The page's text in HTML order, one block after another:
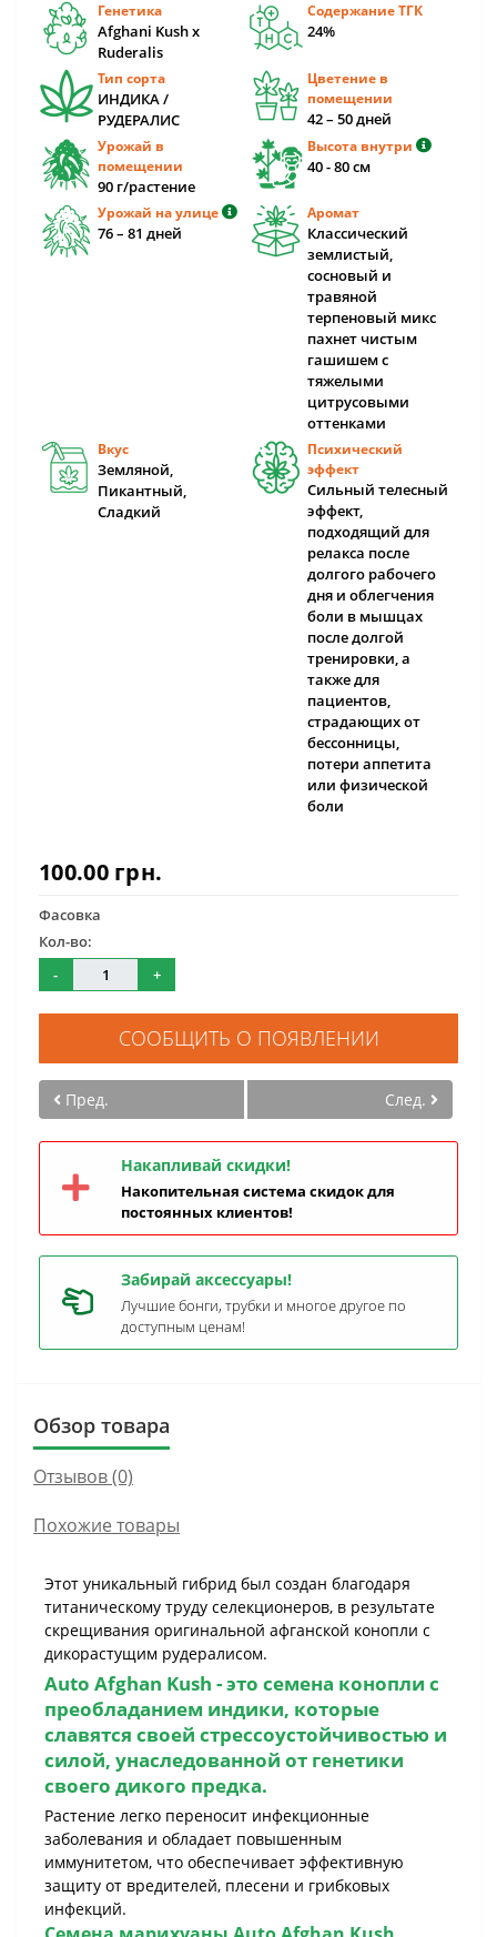
Генетика
Afghani Kush x
Ruderalis
Содержание ТГК
24%
Тип сорта
ИНДИКА /
РУДЕРАЛИС
Цветение в
помещении
42 – 50 дней
Урожай в
помещении
90 г/растение
Высота внутри
40 - 80 cм
Урожай на улице
76 – 81 дней
Аромат
Классический
землистый,
сосновый и
травяной
терпеновый микс
пахнет чистым
гашишем с
тяжелыми
цитрусовыми
оттенками
Вкус
Земляной,
Пикантный,
Сладкий
Психический
эффект
Сильный телесный
эффект,
подходящий для
релакса после
долгого рабочего
дня и облегчения
боли в мышцах
после долгой
тренировки, а
также для
пациентов,
страдающих от
бессонницы,
потери аппетита
или физической
боли
100.00 грн.
Фасовка
Кол-во:
-
+
СООБЩИТЬ О ПОЯВЛЕНИИ
Пред. След.
Накапливай скидки!
Накопительная система скидок для
постоянных клиентов!
Забирай аксессуары!
Лучшие бонги, трубки и многое другое по
доступным ценам!
Обзор товара
Отзывов (0)
Похожие товары
Этот уникальный гибрид был создан благодаря
титаническому труду селекционеров, в результате
скрещивания оригинальной афганской конопли с
дикорастущим рудералисом.
Auto Afghan Kush - это семена конопли с
преобладанием индики, которые
славятся своей стрессоустойчивостью и
силой, унаследованной от генетики
своего дикого предка.
Растение легко переносит инфекционные
заболевания и обладает повышенным
иммунитетом, что обеспечивает эффективную
защиту от вредителей, плесени и грибковых
инфекций.